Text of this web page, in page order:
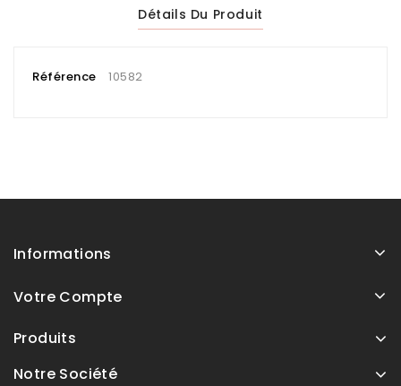
Détails Du Produit
Référence 10582
Informations
Votre Compte
Produits
Notre Société